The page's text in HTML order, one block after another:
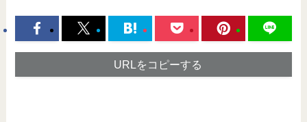
URLをコピーする